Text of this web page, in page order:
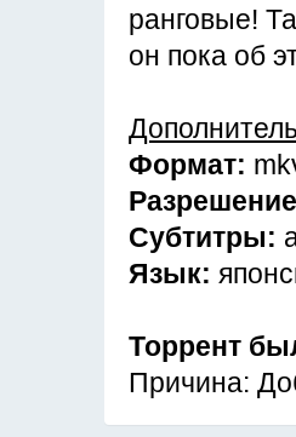
ранговые!
он пока об
Формат:
Субтитры:
Язык:
Торрент
Причина: